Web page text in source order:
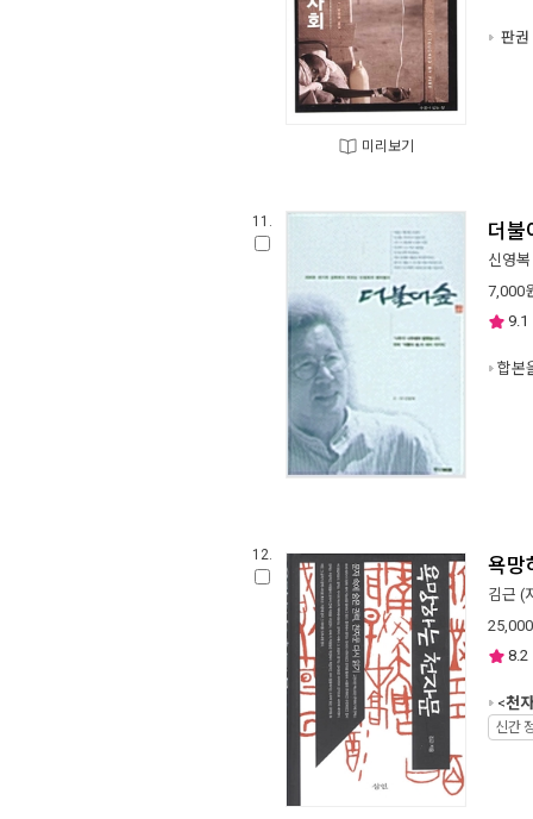
미리보기
판권
11. 더불
신영복
7,000
9.1
합본
12. 욕망
김근 (
25,000
8.2
<천
신간